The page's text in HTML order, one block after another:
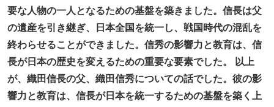
要な人物の一人となるための基盤を築きました。信長は父
の遺産を引き継ぎ、日本全国を統一し、戦国時代の混乱を
終わらせることができました。信秀の影響力と教育は、信
長が日本の歴史を変えるための重要な要素でした。 以上
が、織田信長の父、織田信秀についての話でした。彼の影
響力と教育は、信長が日本を統一するための基盤を築く上